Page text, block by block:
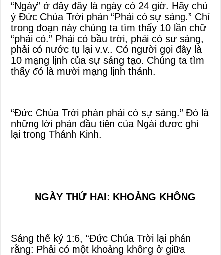
“Ngày” ở đây đây là ngày có 24 giờ. Hãy chú
ý Đức Chúa Trời phán “Phải có sự sáng.” Chỉ
trong đoạn này chúng ta tìm thấy 10 lần chữ
“phải có.” Phải có bầu trời, phải có sự sáng,
phải có nước tụ lại v.v.. Có người gọi đây là
10 mạng lịnh của sự sáng tạo. Chúng ta tìm
thấy đó là mười mạng lịnh thánh.
“Đức Chúa Trời phán phải có sự sáng.” Đó là
những lời phán đầu tiên của Ngài được ghi
lại trong Thánh Kinh.
NGÀY THỨ HAI: KHOẢNG KHÔNG
Sáng thế ký 1:6, “Đức Chúa Trời lại phán
rằng: Phải có một khoảng không ở giữa